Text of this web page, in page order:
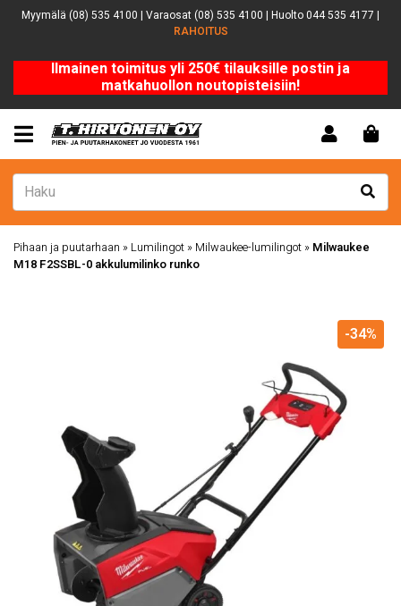
Myymälä (08) 535 4100 | Varaosat (08) 535 4100 | Huolto 044 535 4177 |
RAHOITUS
Ilmainen toimitus yli 250€ tilauksille postin ja
matkahuollon noutopisteisiin!
Pihaan ja puutarhaan » Lumilingot » Milwaukee-lumilingot » Milwaukee
M18 F2SSBL-0 akkulumilinko runko
-34%